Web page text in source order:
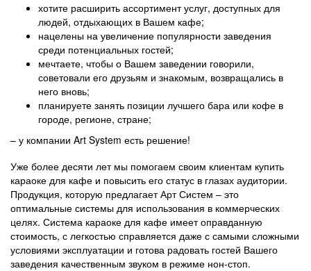
хотите расширить ассортимент услуг, доступных для
людей, отдыхающих в Вашем кафе;
нацелены на увеличение популярности заведения
среди потенциальных гостей;
мечтаете, чтобы о Вашем заведении говорили,
советовали его друзьям и знакомым, возвращались в
него вновь;
планируете занять позиции лучшего бара или кофе в
городе, регионе, стране;
– у компании Art System есть решение!
Уже более десяти лет мы помогаем своим клиентам купить
караоке для кафе и повысить его статус в глазах аудитории.
Продукция, которую предлагает Арт Систем – это
оптимальные системы для использования в коммерческих
целях. Система караоке для кафе имеет оправданную
стоимость, с легкостью справляется даже с самыми сложными
условиями эксплуатации и готова радовать гостей Вашего
заведения качественным звуком в режиме нон-стоп.